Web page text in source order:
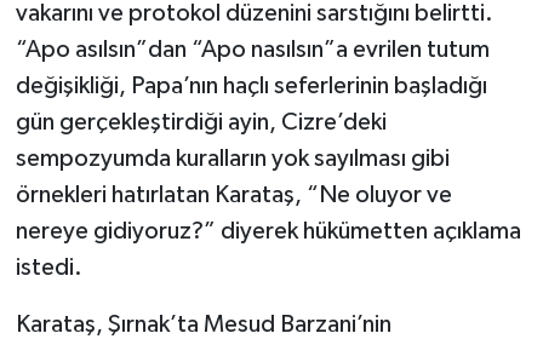
vakarını ve protokol düzenini sarstığını belirtti.
“Apo asılsın”dan “Apo nasılsın”a evrilen tutum
değişikliği, Papa’nın haçlı seferlerinin başladığı
gün gerçekleştirdiği ayin, Cizre’deki
sempozyumda kuralların yok sayılması gibi
örnekleri hatırlatan Karataş, “Ne oluyor ve
nereye gidiyoruz?” diyerek hükümetten açıklama
istedi.
Karataş, Şırnak’ta Mesud Barzani’nin